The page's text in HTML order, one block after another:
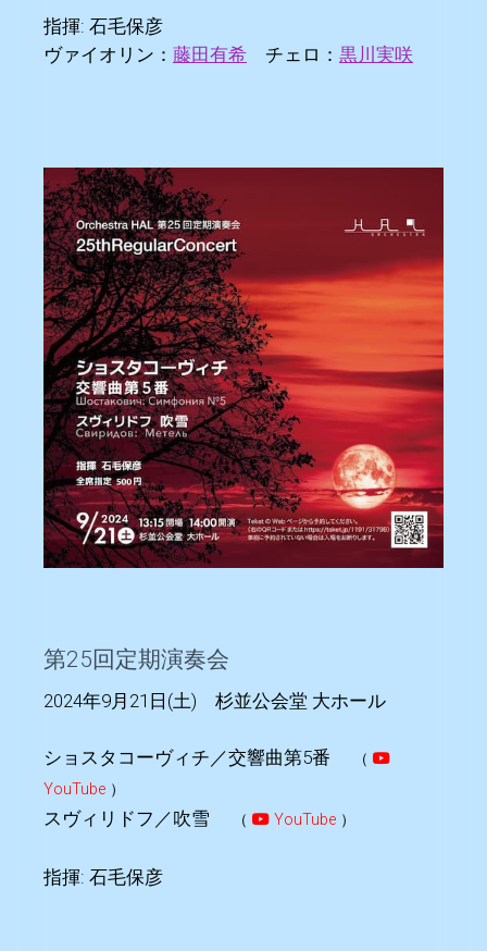
指揮: 石毛保彦
ヴァイオリン： 藤田有希 チェロ： 黒川実咲
第25回定期演奏会
2024年9月21日(土) 杉並公会堂 大ホール
ショスタコーヴィチ／交響曲第5番
（
YouTube ）
スヴィリドフ／吹雪 （ YouTube ）
指揮: 石毛保彦